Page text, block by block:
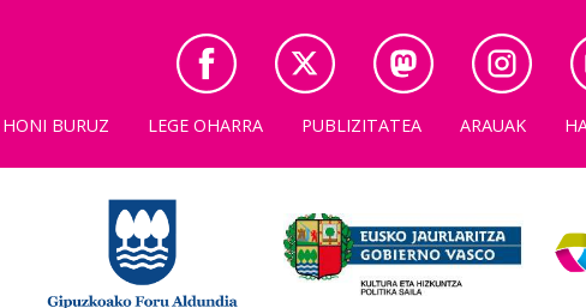
HONI BURUZ LEGE OHARRA PUBLIZITATEA ARAUAK